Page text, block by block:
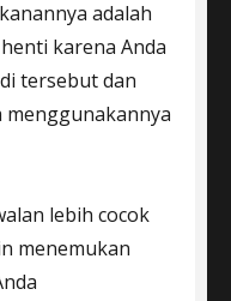
adalah
karena Anda
tersebut dan
menggunakannya
lebih cocok
menemukan